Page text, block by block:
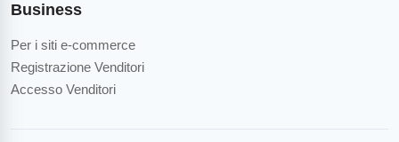
Business
Per i siti e-commerce
Registrazione Venditori
Accesso Venditori